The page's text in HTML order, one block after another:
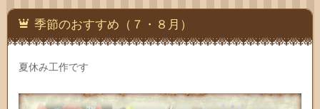
季節のおすすめ（７・８月）
夏休み工作です